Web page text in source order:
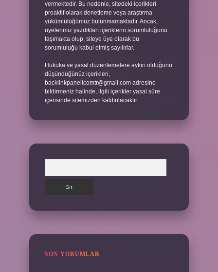
vermektedir. Bu nedenle, sitedeki içerikleri
proaktif olarak denetleme veya araştırma
yükümlülüğümüz bulunmamaktadır. Ancak,
üyelerimiz yazdıkları içeriklerin sorumluluğunu
taşımakta olup, siteye üye olarak bu
sorumluluğu kabul etmiş sayılırlar.
Hukuka ve yasal düzenlemelere aykırı olduğunu
düşündüğünüz içerikleri,
backlinkpanelicomtr@gmail.com adresine
bildirmeniz halinde, ilgili içerikler yasal süre
içerisinde sitemizden kaldırılacaktır.
SON YORUMLAR